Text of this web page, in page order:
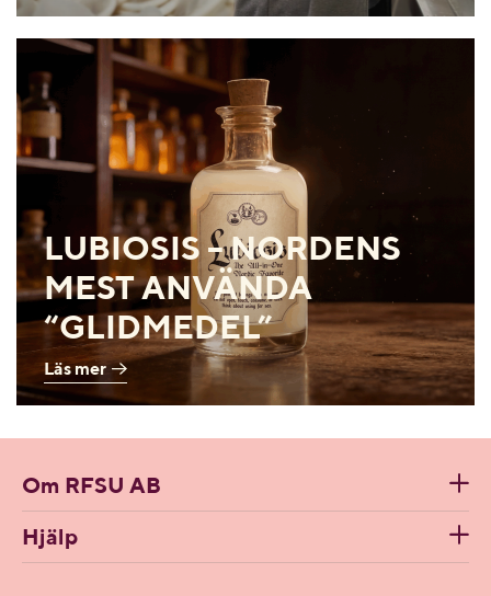
LUBIOSIS – NORDENS
MEST ANVÄNDA
“GLIDMEDEL”
Läs mer
Om RFSU AB
Hjälp